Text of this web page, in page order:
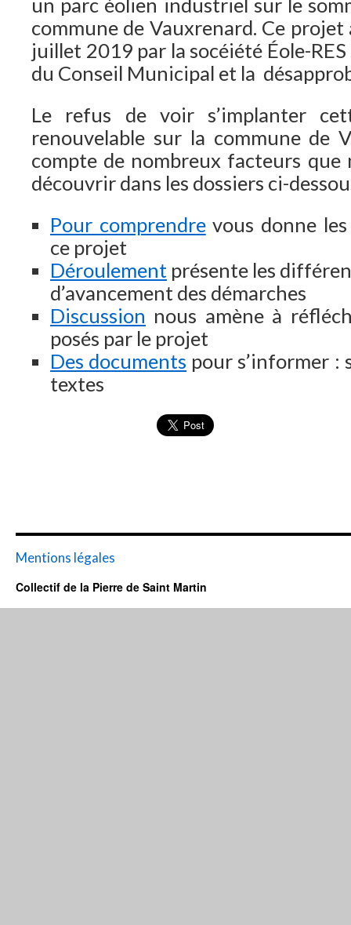
un parc éolien industriel sur le
commune de Vauxrenard. Ce
juillet 2019 par la socéiété Éole-
du Conseil Municipal et la
Le refus de voir s’implanter
renouvelable sur la commune de
compte de nombreux facteurs que
découvrir dans les dossiers ci-
Pour comprendrevous donne les
ce projet
Déroulement présente les
d’avancement des démarches
Discussion nous amène à
posés par le projet
Des documents pour s’informer :
textes
Mentions légales
Collectif de la Pierre de Saint Martin